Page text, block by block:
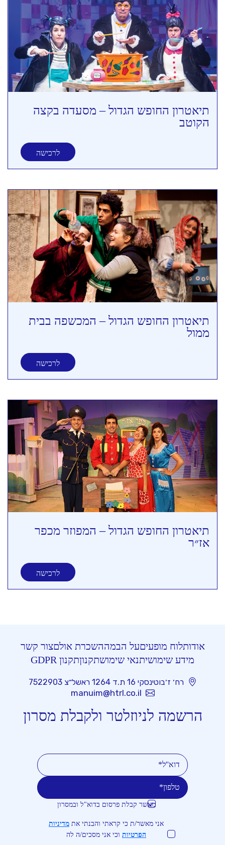
תיאטרון החופש הגדול – מסעדה בקצה
הקוטב
לרכישה
תיאטרון החופש הגדול – המכשפה בבית
ממול
לרכישה
תיאטרון החופש הגדול – המפוזר מכפר
אז״ר
לרכישה
אודותלוח מופעיםעל הבמההשכרת אולםצור קשר
מידע שימושיתנאי שימושתקנוןתקנון GDPR
רח׳ ז׳בוטינסקי 16 ת.ד 1264 ראשל״צ 7522903
manuim@htrl.co.il
הרשמה לניוזלטר ולקבלת מסרון
מאשר קבלת פרסום בדוא"ל ובמסרון
אני מאשר/ת כי קראתי והבנתי את מדיניות
הפרטיות וכי אני מסכים/ה לה